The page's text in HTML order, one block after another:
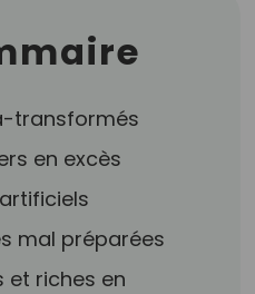
transformés
en excès
mal préparées
et riches en